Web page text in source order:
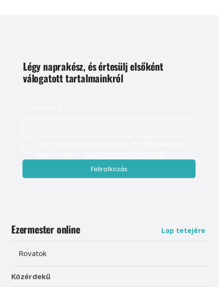
Légy naprakész, és értesülj elsőként
válogatott tartalmainkról
Feliratkozás
Ezermester online Lap tetejére
Rovatok
Közérdekű